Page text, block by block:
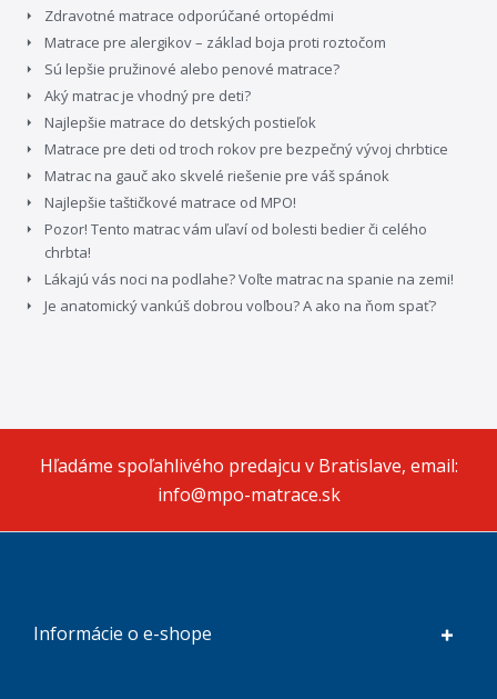
Zdravotné matrace odporúčané ortopédmi
Matrace pre alergikov – základ boja proti roztočom
Sú lepšie pružinové alebo penové matrace?
Aký matrac je vhodný pre deti?
Najlepšie matrace do detských postieľok
Matrace pre deti od troch rokov pre bezpečný vývoj chrbtice
Matrac na gauč ako skvelé riešenie pre váš spánok
Najlepšie taštičkové matrace od MPO!
Pozor! Tento matrac vám uľaví od bolesti bedier či celého
chrbta!
Lákajú vás noci na podlahe? Voľte matrac na spanie na zemi!
Je anatomický vankúš dobrou voľbou? A ako na ňom spať?
Hľadáme spoľahlivého predajcu v Bratislave, email:
info@mpo-matrace.sk
Informácie o e-shope